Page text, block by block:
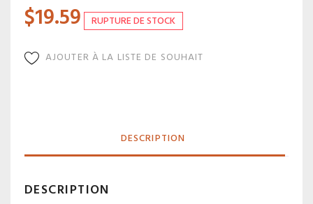
$19.59 RUPTURE DE STOCK
AJOUTER À LA LISTE DE SOUHAIT
DESCRIPTION
DESCRIPTION